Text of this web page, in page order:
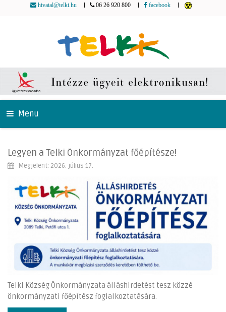
hivatal@telki.hu 06 26 920 800 facebook
Menu
Legyen a Telki Önkormányzat főépítésze!
Megjelent: 2026. július 17.
Telki Község Önkormányzata álláshirdetést tesz közzé
önkormányzati főépítész foglalkoztatására.